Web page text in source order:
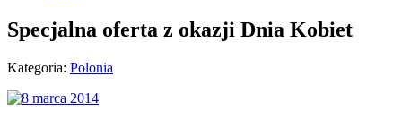
Specjalna oferta z okazji Dnia Kobiet
Kategoria: Polonia